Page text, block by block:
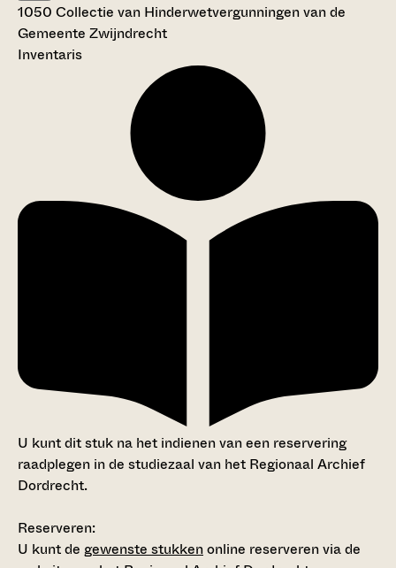
1050 Collectie van Hinderwetvergunningen van de
Gemeente Zwijndrecht
Inventaris
U kunt dit stuk na het indienen van een reservering
raadplegen in de studiezaal van het Regionaal Archief
Dordrecht.
Reserveren:
U kunt de gewenste stukkenonline reserveren via de